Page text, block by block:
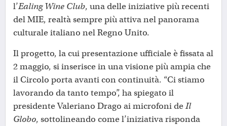
l’Ealing Wine Club, una delle iniziative più recenti
del MIE, realtà sempre più attiva nel panorama
culturale italiano nel Regno Unito.
Il progetto, la cui presentazione ufficiale è fissata al
2 maggio, si inserisce in una visione più ampia che
il Circolo porta avanti con continuità. “Ci stiamo
lavorando da tanto tempo”, ha spiegato il
presidente Valeriano Drago ai microfoni de Il
Globo, sottolineando come l’iniziativa risponda